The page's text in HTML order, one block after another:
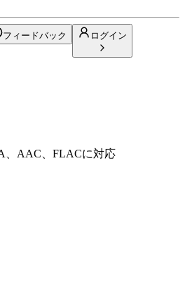
フィードバック ログイン
、AAC、FLACに対応